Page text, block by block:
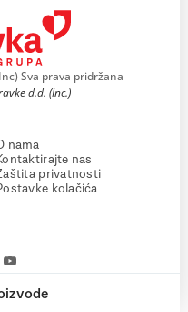
Sva prava pridržana
d.d. (Inc.)
nama
nas
privatnosti
kolačića